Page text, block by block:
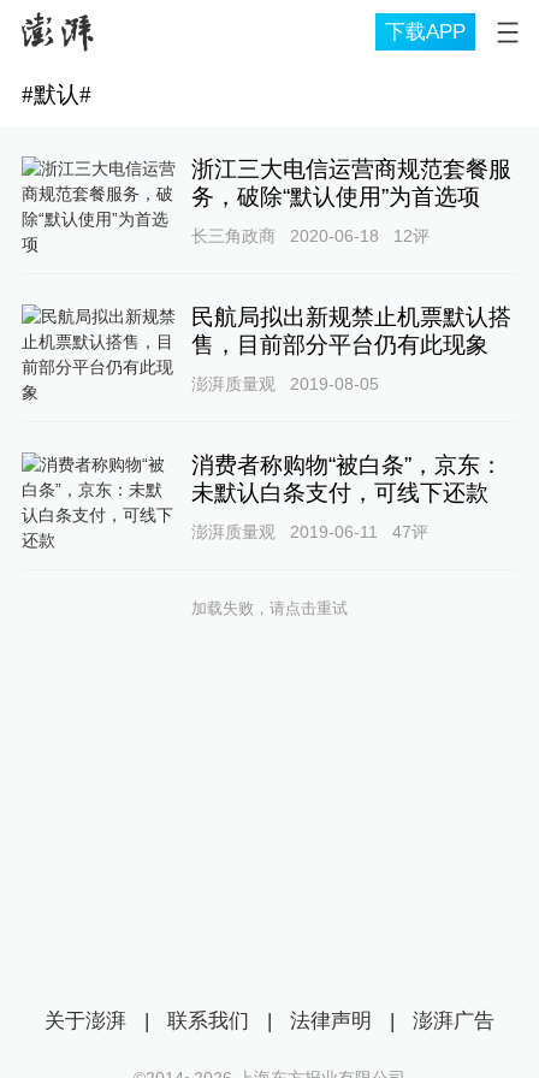
下载APP
#默认#
浙江三大电信运营商规范套餐服
务，破除“默认使用”为首选项
长三角政商 2020-06-18 12评
民航局拟出新规禁止机票默认搭
售，目前部分平台仍有此现象
澎湃质量观 2019-08-05
消费者称购物“被白条”，京东：
未默认白条支付，可线下还款
澎湃质量观 2019-06-11 47评
加载失败，请点击重试
关于澎湃 | 联系我们 | 法律声明 | 澎湃广告